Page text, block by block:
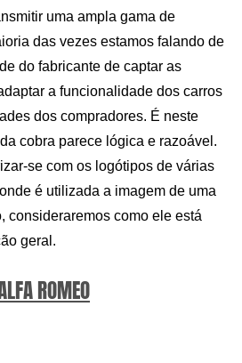
uma ampla gama de
das vezes estamos falando de
do fabricante de captar as
a funcionalidade dos carros
dos compradores. É neste
cobra parece lógica e razoável.
se com os logótipos de várias
é utilizada a imagem de uma
consideraremos como ele está
geral.
ROMEO